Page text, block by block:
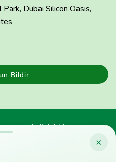
×
Dubai Silicon Oasis,
Bildir
Kulak Ver